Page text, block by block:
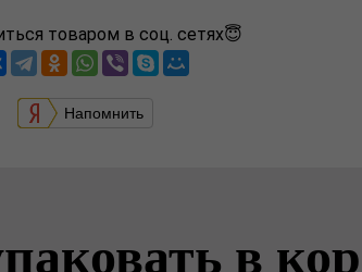
товаром в соц. сетях😇
Напомнить
в